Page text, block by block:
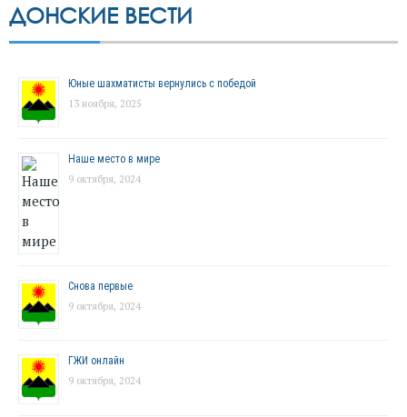
ДОНСКИЕ ВЕСТИ
Юные шахматисты вернулись с победой
13 ноября, 2025
Наше место в мире
9 октября, 2024
Снова первые
9 октября, 2024
ГЖИ онлайн
9 октября, 2024